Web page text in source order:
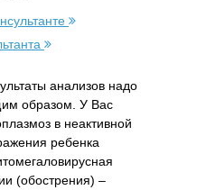
анализов надо
образом. У Вас
в неактивной
ребенка
(обострения) –